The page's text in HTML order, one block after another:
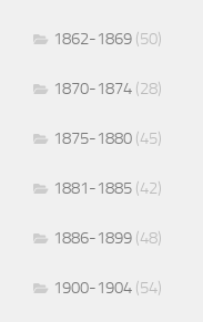
1862-1869 (50)
1870-1874 (28)
1875-1880 (45)
1881-1885 (42)
1886-1899 (48)
1900-1904 (54)